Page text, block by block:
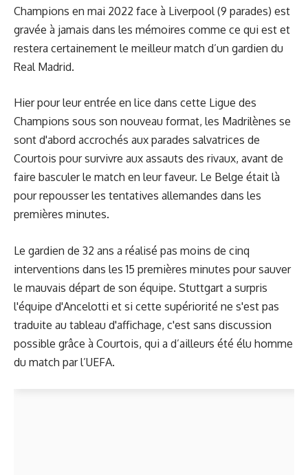
Champions en mai 2022 face à Liverpool (9 parades) est
gravée à jamais dans les mémoires comme ce qui est et
restera certainement le meilleur match d’un gardien du
Real Madrid.
Hier pour leur entrée en lice dans cette Ligue des
Champions sous son nouveau format, les Madrilènes se
sont d'abord accrochés aux parades salvatrices de
Courtois pour survivre aux assauts des rivaux, avant de
faire basculer le match en leur faveur. Le Belge était là
pour repousser les tentatives allemandes dans les
premières minutes.
Le gardien de 32 ans a réalisé pas moins de cinq
interventions dans les 15 premières minutes pour sauver
le mauvais départ de son équipe. Stuttgart a surpris
l'équipe d'Ancelotti et si cette supériorité ne s'est pas
traduite au tableau d'affichage, c'est sans discussion
possible grâce à Courtois, qui a d’ailleurs été élu homme
du match par l’UEFA.